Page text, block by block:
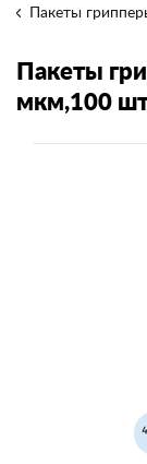
Пакеты
Пакеты
мкм,100